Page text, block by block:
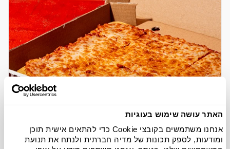
האתר עושה שימוש בעוגיות
אנחנו משתמשים בקובצי Cookie כדי להתאים אישית תוכן
ומודעות, לספק תכונות של מדיה חברתית ולנתח את תנועת